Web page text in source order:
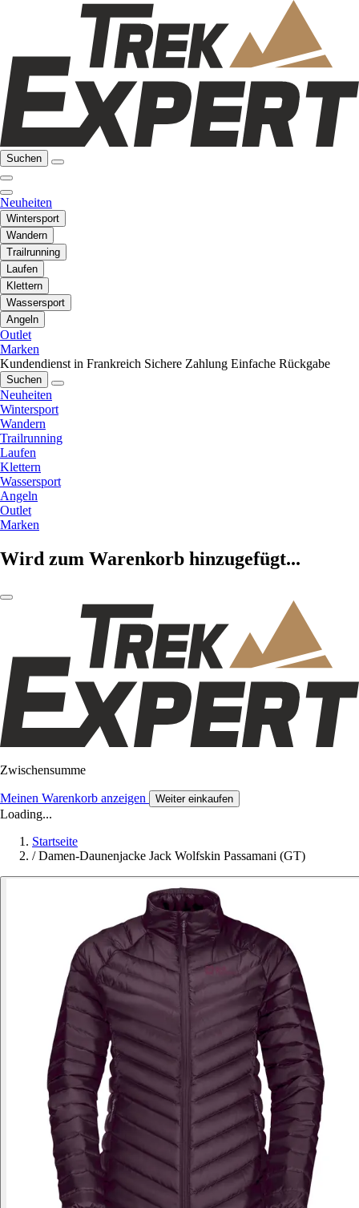
Suchen
Neuheiten
Wintersport
Wandern
Trailrunning
Laufen
Klettern
Wassersport
Angeln
Outlet
Marken
Kundendienst in Frankreich Sichere Zahlung Einfache Rückgabe
Suchen
Neuheiten
Wintersport
Wandern
Trailrunning
Laufen
Klettern
Wassersport
Angeln
Outlet
Marken
Wird zum Warenkorb hinzugefügt...
Zwischensumme
Meinen Warenkorb anzeigen Weiter einkaufen
Loading...
Startseite
/ Damen-Daunenjacke Jack Wolfskin Passamani (GT)